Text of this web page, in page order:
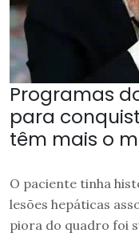
Programas
para
têm mais o
O paciente tinha
lesões hepáticas
piora do quadro foi